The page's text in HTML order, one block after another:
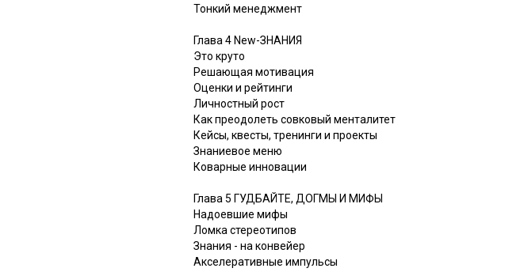
Тонкий менеджмент
Глава 4 New-ЗНАНИЯ
Это круто
Решающая мотивация
Оценки и рейтинги
Личностный рост
Как преодолеть совковый менталитет
Кейсы, квесты, тренинги и проекты
Знаниевое меню
Коварные инновации
Глава 5 ГУДБАЙТЕ, ДОГМЫ И МИФЫ
Надоевшие мифы
Ломка стереотипов
Знания - на конвейер
Акселеративные импульсы